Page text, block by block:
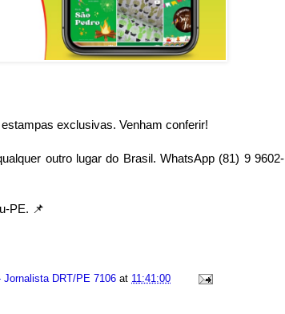
exclusivas. Venham conferir!
outro lugar do Brasil. WhatsApp (81) 9 9602-
PE. 📌
Jornalista DRT/PE 7106 at 11:41:00